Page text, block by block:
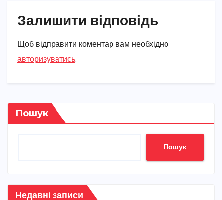
Залишити відповідь
Щоб відправити коментар вам необхідно
авторизуватись.
Пошук
Пошук
Недавні записи